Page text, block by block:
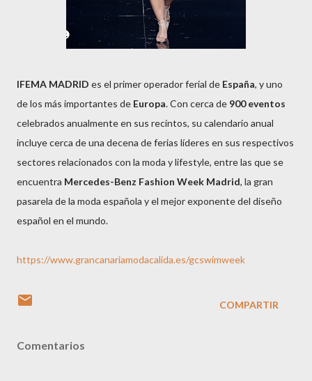
IFEMA MADRID es el primer operador ferial de España, y uno
de los más importantes de Europa. Con cerca de 900 eventos
celebrados anualmente en sus recintos, su calendario anual
incluye cerca de una decena de ferias líderes en sus respectivos
sectores relacionados con la moda y lifestyle, entre las que se
encuentra Mercedes-Benz Fashion Week Madrid, la gran
pasarela de la moda española y el mejor exponente del diseño
español en el mundo.
https://www.grancanariamodacalida.es/gcswimweek
COMPARTIR
Comentarios